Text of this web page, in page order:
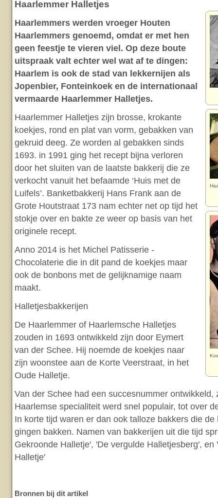
Haarlemmer Halletjes
Haarlemmers werden vroeger Houten
Haarlemmers genoemd, omdat er met hen
geen feestje te vieren viel. Op deze boute
uitspraak valt echter wel wat af te dingen:
Haarlem is ook de stad van lekkernijen als
Jopenbier, Fonteinkoek en de internationaal
vermaarde Haarlemmer Halletjes.
Haarlemmer Halletjes zijn brosse, krokante
koekjes, rond en plat van vorm, gebakken van
gekruid deeg. Ze worden al gebakken sinds
1693. in 1991 ging het recept bijna verloren
door het sluiten van de laatste bakkerij die ze
verkocht vanuit het befaamde ‘Huis met de
Luifels’. Banketbakkerij Hans Frank aan de
Grote Houtstraat 173 nam echter net op tijd het
stokje over en bakte ze weer op basis van het
originele recept.
Anno 2014 is het Michel Patisserie -
Chocolaterie die in dit pand de koekjes maar
ook de bonbons met de gelijknamige naam
maakt.
Halletjesbakkerijen
De Haarlemmer of Haarlemsche Halletjes
zouden in 1693 ontwikkeld zijn door Eymert
van der Schee. Hij noemde de koekjes naar
zijn woonstee aan de Korte Veerstraat, in het
Oude Halletje.
Van der Schee had een succesnummer ontwikkeld,
Haarlemse specialiteit werd snel populair, tot over
In korte tijd waren er dan ook talloze bakkers die
gingen bakken. Namen van bakkerijen uit die tijd
Gekroonde Halletje', 'De vergulde Halletjesberg', en
Halletje'
Bronnen bij dit artikel